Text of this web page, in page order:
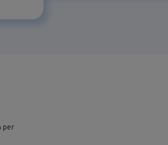
per